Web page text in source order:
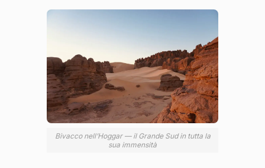
Bivacco nell’Hoggar — il Grande Sud in tutta la
sua immensità